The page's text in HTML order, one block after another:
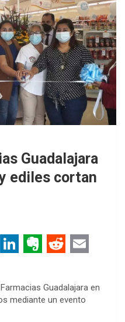
Guadalajara
ediles cortan
i
n
v
e
e
d
m
a
Guadalajara en
mediante un evento